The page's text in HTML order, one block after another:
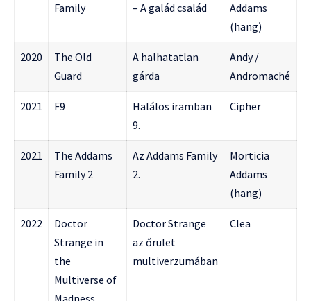
Family
– A galád család
Addams
(hang)
2020
The Old
Guard
A halhatatlan
gárda
Andy /
Andromaché
2021 F9
Halálos iramban
9.
Cipher
2021
The Addams
Family 2
Az Addams Family
2.
Morticia
Addams
(hang)
2022
Doctor
Strange in
the
Multiverse of
Doctor Strange
az őrület
multiverzumában
Clea